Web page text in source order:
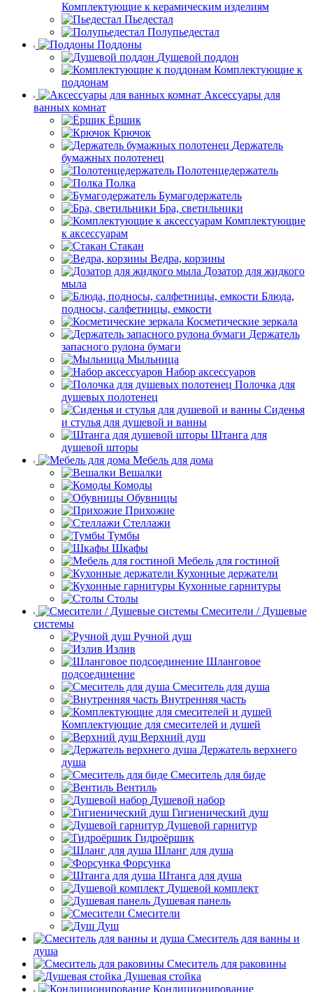
Комплектующие к керамическим изделиям
Пьедестал
Полупьедестал
Поддоны
Душевой поддон
Комплектующие к
поддонам
Аксессуары для
ванных комнат
Ёршик
Крючок
Держатель
бумажных полотенец
Полотенцедержатель
Полка
Бумагодержатель
Бра, светильники
Комплектующие
к аксессуарам
Стакан
Ведра, корзины
Дозатор для жидкого
мыла
Блюда,
подносы, салфетницы, емкости
Косметические зеркала
Держатель
запасного рулона бумаги
Мыльница
Набор аксессуаров
Полочка для
душевых полотенец
Сиденья
и стулья для душевой и ванны
Штанга для
душевой шторы
Мебель для дома
Вешалки
Комоды
Обувницы
Прихожие
Стеллажи
Тумбы
Шкафы
Мебель для гостиной
Кухонные держатели
Кухонные гарнитуры
Столы
Смесители / Душевые
системы
Ручной душ
Излив
Шланговое
подсоединение
Смеситель для душа
Внутренняя часть
Комплектующие для смесителей и душей
Верхний душ
Держатель верхнего
душа
Смеситель для биде
Вентиль
Душевой набор
Гигиенический душ
Душевой гарнитур
Гидроёршик
Шланг для душа
Форсунка
Штанга для душа
Душевой комплект
Душевая панель
Смесители
Душ
Смеситель для ванны и
душа
Смеситель для раковины
Душевая стойка
Кондиционирование